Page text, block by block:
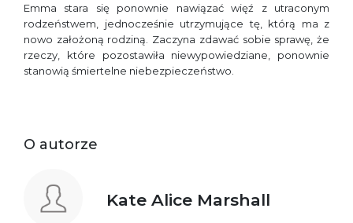
Emma stara się ponownie nawiązać więź z utraconym
rodzeństwem, jednocześnie utrzymujące tę, którą ma z
nowo założoną rodziną. Zaczyna zdawać sobie sprawę, że
rzeczy, które pozostawiła niewypowiedziane, ponownie
stanowią śmiertelne niebezpieczeństwo.
O autorze
Kate Alice Marshall